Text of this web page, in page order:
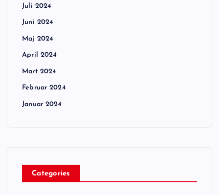
Juli 2024
Juni 2024
Maj 2024
April 2024
Mart 2024
Februar 2024
Januar 2024
Categories